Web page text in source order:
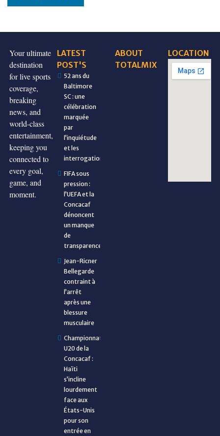
Your ultimate
destination
for live sports
coverage,
breaking
news, and
world-class
entertainment,
keeping you
connected to
every goal,
game, and
moment.
LATEST
POST'S
52 ans du
Baltimore
SC : une
célébration
marquée
par
l’inquiétude
et les
interrogations
FIFA sous
pression :
l’UEFA et la
Concacaf
dénoncent
un manque
de
transparence
Jean-Ricner
Bellegarde
contraint à
l’arrêt
après une
blessure
musculaire
Championnat
U20 de la
Concacaf :
Haïti
s’incline
lourdement
face aux
États-Unis
pour son
entrée en
ABOUT
TOTALMIX
LOCATION